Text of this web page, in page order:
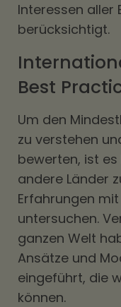
Interessen aller
berücksichtigt.
Best
Um den
zu verstehen
bewerten, ist
andere Länder
Erfahrungen
untersuchen.
ganzen Welt
Ansätze und
eingeführt, die
können.